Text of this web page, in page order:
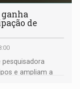
ganha
de
e ampliam a